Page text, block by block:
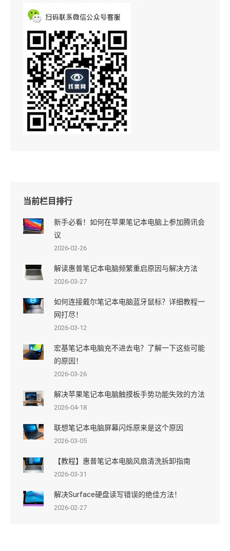
当前栏目排行
新手必看！如何在苹果笔记本电脑上参加腾讯会
议
2026-02-26
解读惠普笔记本电脑频繁重启原因与解决方法
2026-03-27
如何连接戴尔笔记本电脑蓝牙鼠标？详细教程一
网打尽！
2026-03-12
宏基笔记本电脑充不进去电？了解一下这些可能
的原因！
2026-03-26
解决苹果笔记本电脑触摸板手势功能失效的方法
2026-04-18
联想笔记本电脑屏幕闪烁原来是这个原因
2026-03-05
【教程】惠普笔记本电脑风扇清洗拆卸指南
2026-03-31
解决Surface硬盘读写错误的绝佳方法！
2026-02-27